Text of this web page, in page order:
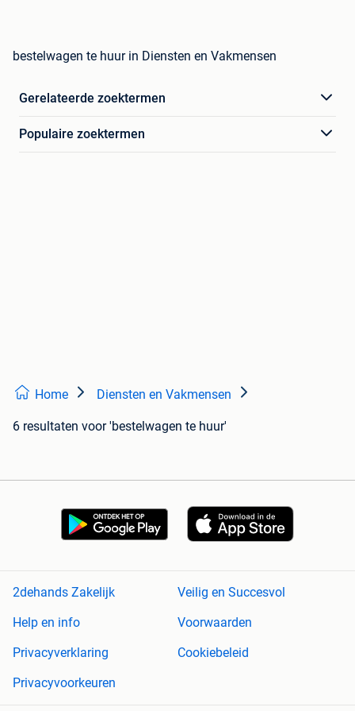
bestelwagen te huur in Diensten en Vakmensen
Gerelateerde zoektermen
Populaire zoektermen
Home Diensten en Vakmensen
6 resultaten voor 'bestelwagen te huur'
2dehands Zakelijk
Veilig en Succesvol
Help en info
Voorwaarden
Privacyverklaring
Cookiebeleid
Privacyvoorkeuren